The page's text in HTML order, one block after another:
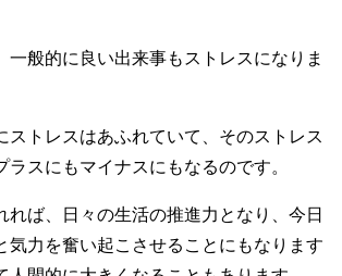
一般的に良い出来事もストレスになりま
ストレスはあふれていて、そのストレス
ラスにもマイナスにもなるのです。
れば、日々の生活の推進力となり、今日
気力を奮い起こさせることにもなります